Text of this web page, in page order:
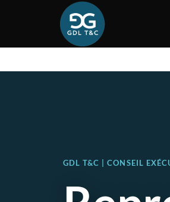
GDL T&C | CONSEIL